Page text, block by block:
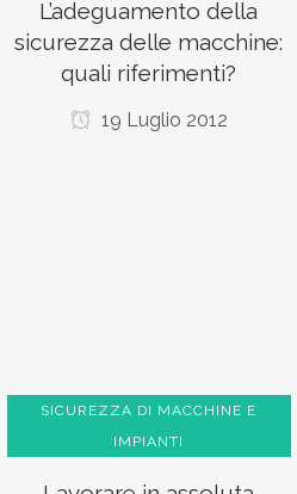
L’adeguamento della
sicurezza delle macchine:
quali riferimenti?
19 Luglio 2012
SICUREZZA DI MACCHINE E
IMPIANTI